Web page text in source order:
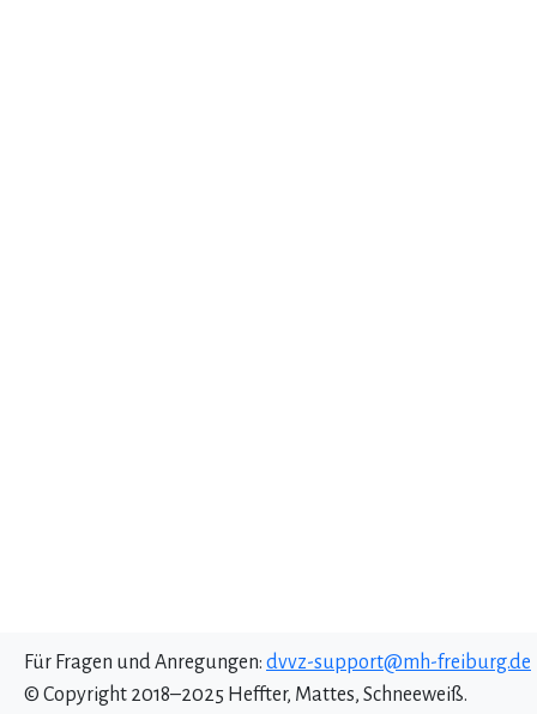
Für Fragen und Anregungen: dvvz-support@mh-freiburg.de
© Copyright 2018–2025 Heffter, Mattes, Schneeweiß.